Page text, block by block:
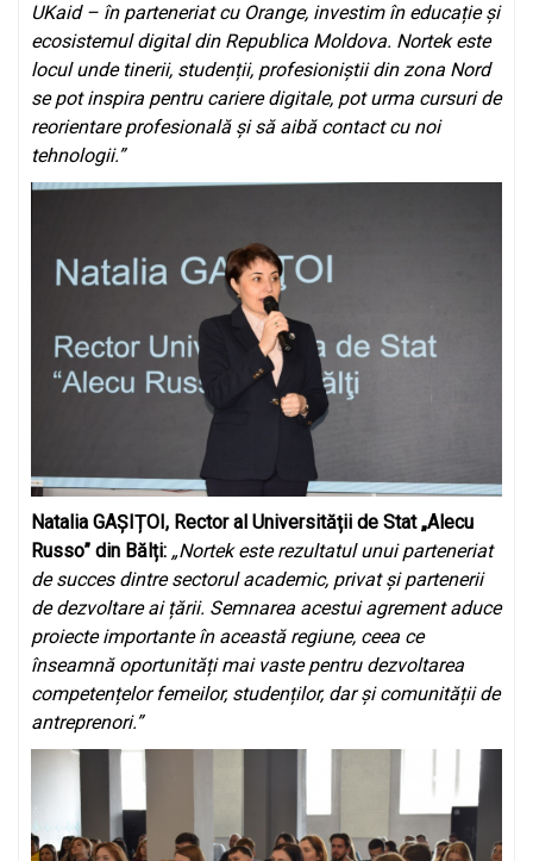
UKaid – în parteneriat cu Orange, investim în educație și
ecosistemul digital din Republica Moldova. Nortek este
locul unde tinerii, studenții, profesioniștii din zona Nord
se pot inspira pentru cariere digitale, pot urma cursuri de
reorientare profesională și să aibă contact cu noi
tehnologii.”
Natalia GAȘIȚOI, Rector al Universității de Stat „Alecu
Russo” din Bălți: „Nortek este rezultatul unui parteneriat
de succes dintre sectorul academic, privat și partenerii
de dezvoltare ai țării. Semnarea acestui agrement aduce
proiecte importante în aceastăregiune, ceea ce
înseamnă oportunități mai vaste pentru dezvoltarea
competențelor femeilor, studenților, dar și comunității de
antreprenori.”